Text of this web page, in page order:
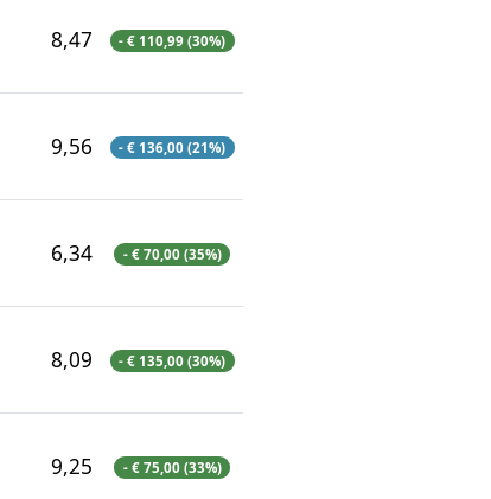
8,47 - € 110,99 (30%)
9,56 - € 136,00 (21%)
6,34 - € 70,00 (35%)
8,09 - € 135,00 (30%)
9,25 - € 75,00 (33%)